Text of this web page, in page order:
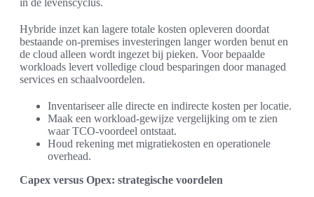
in de levenscyclus.
Hybride inzet kan lagere totale kosten opleveren doordat
bestaande on-premises investeringen langer worden benut en
de cloud alleen wordt ingezet bij pieken. Voor bepaalde
workloads levert volledige cloud besparingen door managed
services en schaalvoordelen.
Inventariseer alle directe en indirecte kosten per locatie.
Maak een workload-gewijze vergelijking om te zien
waar TCO-voordeel ontstaat.
Houd rekening met migratiekosten en operationele
overhead.
Capex versus Opex: strategische voordelen